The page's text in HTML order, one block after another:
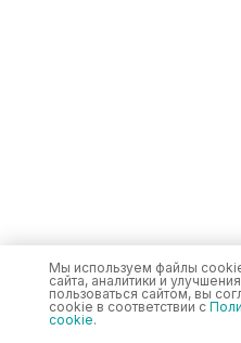
Мы используем файлы
сайта, аналитики и
пользоваться сайтом, вы
cookie в соответствии с
cookie.